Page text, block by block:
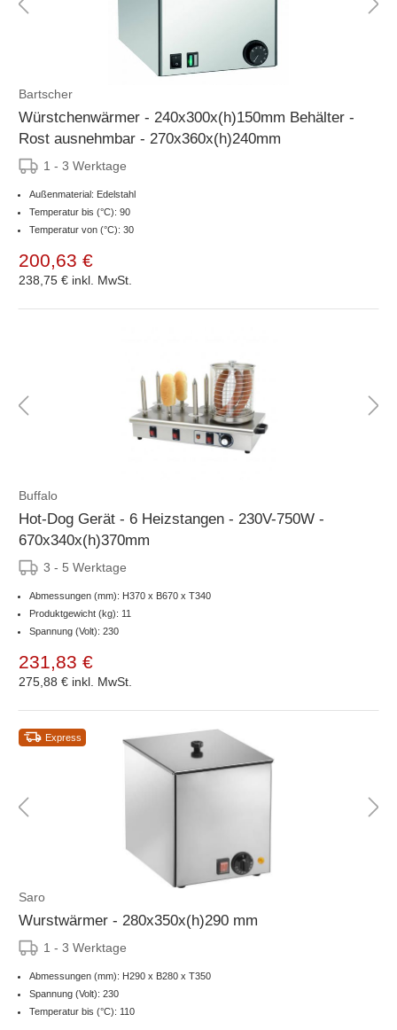
Bartscher
Würstchenwärmer - 240x300x(h)150mm Behälter -
Rost ausnehmbar - 270x360x(h)240mm
1 - 3 Werktage
Außenmaterial: Edelstahl
Temperatur bis (°C): 90
Temperatur von (°C): 30
200,63 €
238,75 € inkl. MwSt.
Buffalo
Hot-Dog Gerät - 6 Heizstangen - 230V-750W -
670x340x(h)370mm
3 - 5 Werktage
Abmessungen (mm): H370 x B670 x T340
Produktgewicht (kg): 11
Spannung (Volt): 230
231,83 €
275,88 € inkl. MwSt.
Express
Saro
Wurstwärmer - 280x350x(h)290 mm
1 - 3 Werktage
Abmessungen (mm): H290 x B280 x T350
Spannung (Volt): 230
Temperatur bis (°C): 110